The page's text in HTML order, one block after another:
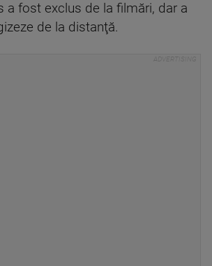
a fost exclus de la filmări, dar a
de la distanţă.